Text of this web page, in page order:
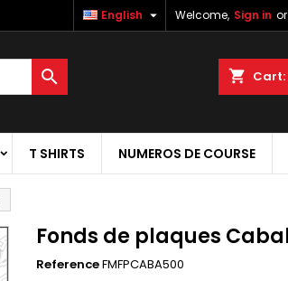
Welcome, Sign in or
English 
shopping_cart Cart:

T SHIRTS NUMEROS DE COURSE
Fonds de plaques
ReferenceFMFPCABA500